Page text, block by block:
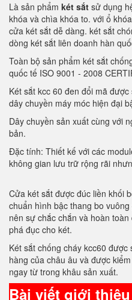
Là sản phẩm két sắt sử dụng
khóa và chìa khóa to. với ổ
cửa két sắt dễ dàng. két sắt
dòng két sắt liên doanh hàn
Toàn bộ sản phẩm két sắt
quốc tế ISO 9001 - 2008
Két sắt kcc 60 đen đổi mã
dây chuyền máy móc hiện đại
Dây chuyền sản xuất cùng với
bản.
Đặc tính: Thiết kế với các
không gian lưu trữ rộng rãi
Cửa két sắt được đúc liền khối
chuẩn hình bậc thang bo
nên sự chắc chắn và hoàn
phá đục cho két.
Két sắt chống cháy kcc60
hàng của châu âu và được
ngay từ trong khâu sản xuất.
Bài viết giới